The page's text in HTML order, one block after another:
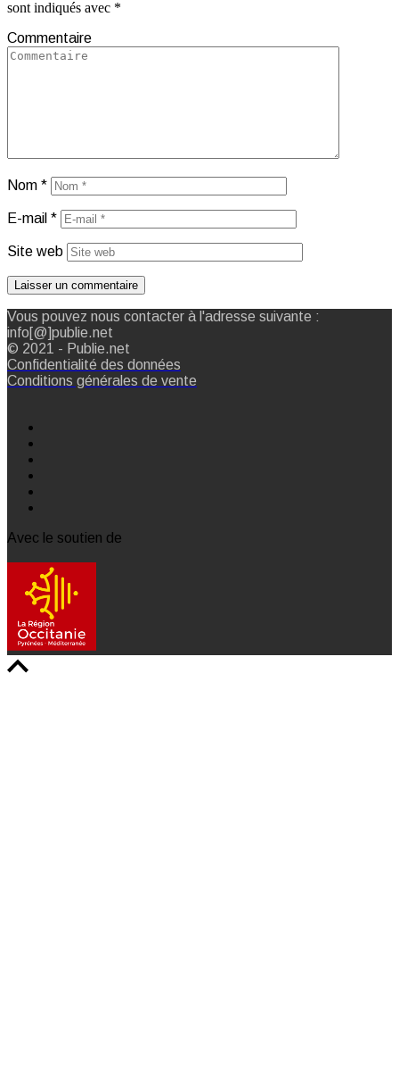
sont indiqués avec *
Commentaire
Nom *
E-mail *
Site web
Vous pouvez nous contacter à l'adresse suivante :
info[@]publie.net
© 2021 - Publie.net
Confidentialité des données
Conditions générales de vente
Avec le soutien de